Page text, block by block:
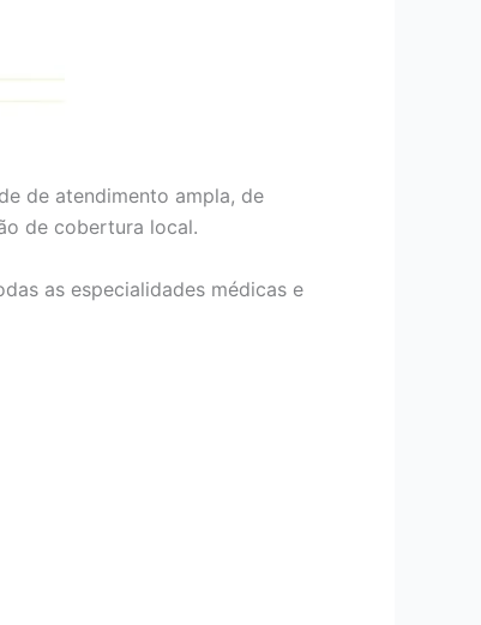
de atendimento ampla, de
de cobertura local.
as especialidades médicas e